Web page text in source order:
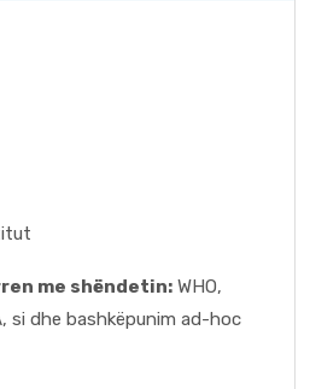
me shëndetin: WHO,
si dhe bashkëpunim ad-hoc